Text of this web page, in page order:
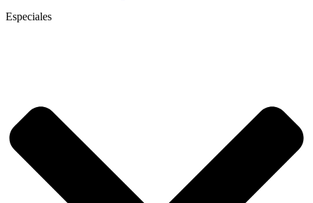
Especiales